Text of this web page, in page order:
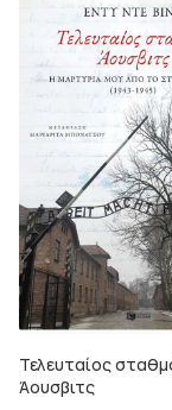
Τελευταίος
Άουσβιτς